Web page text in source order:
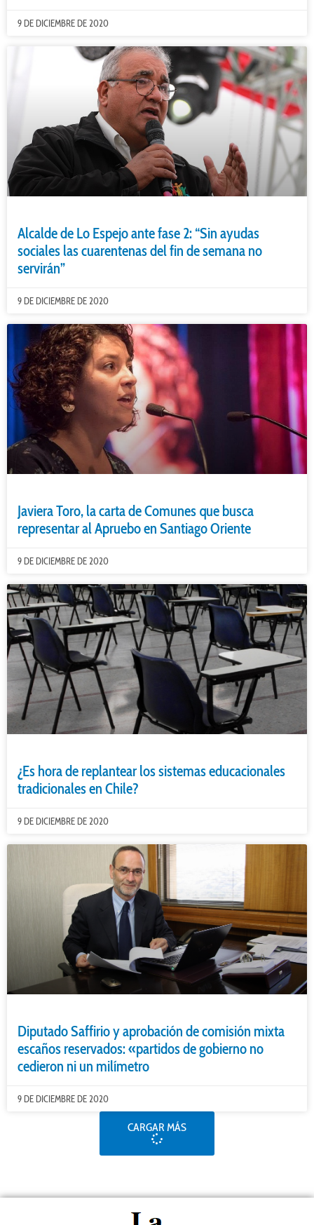
9 DE DICIEMBRE DE 2020
Alcalde de Lo Espejo ante fase 2: “Sin ayudas
sociales las cuarentenas del fin de semana no
servirán”
9 DE DICIEMBRE DE 2020
Javiera Toro, la carta de Comunes que busca
representar al Apruebo en Santiago Oriente
9 DE DICIEMBRE DE 2020
¿Es hora de replantear los sistemas educacionales
tradicionales en Chile?
9 DE DICIEMBRE DE 2020
Diputado Saffirio y aprobación de comisión mixta
escaños reservados: «partidos de gobierno no
cedieron ni un milímetro
9 DE DICIEMBRE DE 2020
CARGAR MÁS